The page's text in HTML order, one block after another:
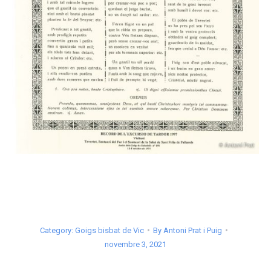
Category: Goigs bisbat de Vic By Antoni Prat i Puig
novembre 3, 2021